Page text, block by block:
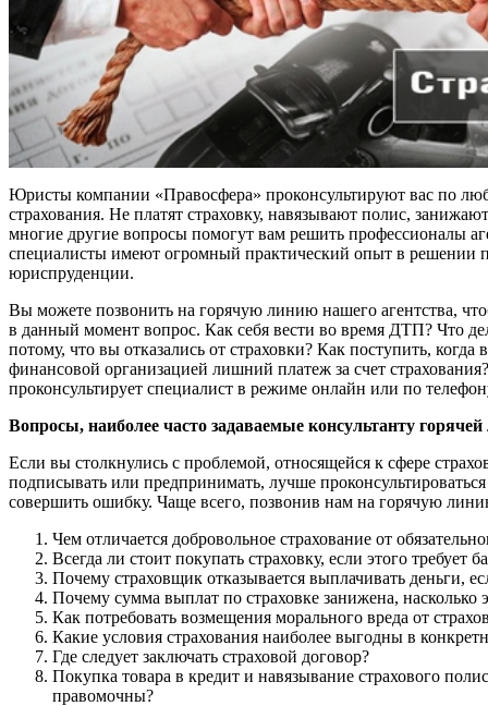
Юристы компании «Правосфера» проконсультируют вас по
страхования. Не платят страховку, навязывают полис,
многие другие вопросы помогут вам решить профессионалы
специалисты имеют огромный практический опыт в решении
юриспруденции.
Вы можете позвонить на горячую линию нашего агентства,
в данный момент вопрос. Как себя вести во время ДТП? Что
потому, что вы отказались от страховки? Как поступить,
финансовой организацией лишний платеж за счет
проконсультирует специалист в режиме онлайн или по
Вопросы, наиболее часто задаваемые консультанту
Если вы столкнулись с проблемой, относящейся к сфере
подписывать или предпринимать, лучше
совершить ошибку. Чаще всего, позвонив нам на горячую
Чем отличается добровольное страхование от
Всегда ли стоит покупать страховку, если этого требует
Почему страховщик отказывается выплачивать деньги,
Почему сумма выплат по страховке занижена, насколько
Как потребовать возмещения морального вреда от
Какие условия страхования наиболее выгодны в
Где следует заключать страховой договор?
Покупка товара в кредит и навязывание страхового
правомочны?